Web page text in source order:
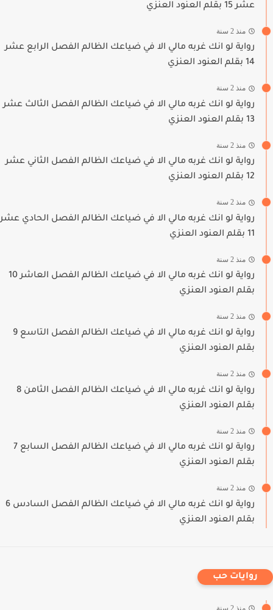
عشر 15 بقلم العنود العنزي
منذ 2 سنة
رواية لو انك غربه مالي الا في ضياعك الظالم الفصل الرابع عشر
14 بقلم العنود العنزي
منذ 2 سنة
رواية لو انك غربه مالي الا في ضياعك الظالم الفصل الثالث عشر
13 بقلم العنود العنزي
منذ 2 سنة
رواية لو انك غربه مالي الا في ضياعك الظالم الفصل الثاني عشر
12 بقلم العنود العنزي
منذ 2 سنة
رواية لو انك غربه مالي الا في ضياعك الظالم الفصل الحادي عشر
11 بقلم العنود العنزي
منذ 2 سنة
رواية لو انك غربه مالي الا في ضياعك الظالم الفصل العاشر 10
بقلم العنود العنزي
منذ 2 سنة
رواية لو انك غربه مالي الا في ضياعك الظالم الفصل التاسع 9
بقلم العنود العنزي
منذ 2 سنة
رواية لو انك غربه مالي الا في ضياعك الظالم الفصل الثامن 8
بقلم العنود العنزي
منذ 2 سنة
رواية لو انك غربه مالي الا في ضياعك الظالم الفصل السابع 7
بقلم العنود العنزي
منذ 2 سنة
رواية لو انك غربه مالي الا في ضياعك الظالم الفصل السادس 6
بقلم العنود العنزي
روايات حب
منذ 2 سنة